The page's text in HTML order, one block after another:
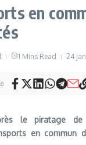
en
1 Mins Read 24
le piratage
en commun